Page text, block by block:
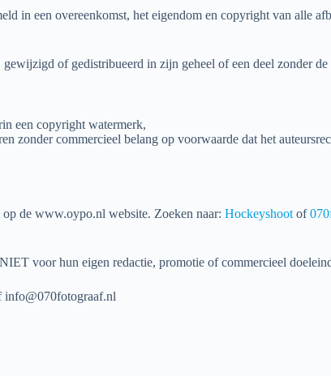
in een overeenkomst, het eigendom en copyright van
of gedistribueerd in zijn geheel of een deel zonder
een copyright watermerk,
zonder commercieel belang op voorwaarde dat het
de www.oypo.nl website. Zoeken naar: Hockeyshoot of
voor hun eigen redactie, promotie of commercieel
info@070fotograaf.nl